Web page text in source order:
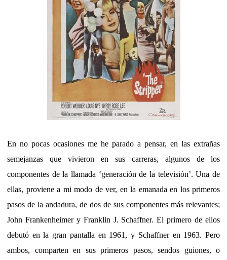
En no pocas ocasiones me he parado a pensar, en las extrañas
semejanzas que vivieron en sus carreras, algunos de los
componentes de la llamada ‘generación de la televisión’. Una de
ellas, proviene a mi modo de ver, en la emanada en los primeros
pasos de la andadura, de dos de sus componentes más relevantes;
John Frankenheimer y Franklin J. Schaffner. El primero de ellos
debutó en la gran pantalla en 1961, y Schaffner en 1963. Pero
ambos, comparten en sus primeros pasos, sendos guiones, o